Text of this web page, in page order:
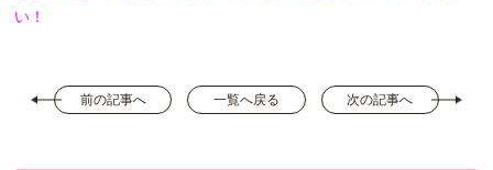
い！
前の記事へ 一覧へ戻る 次の記事へ